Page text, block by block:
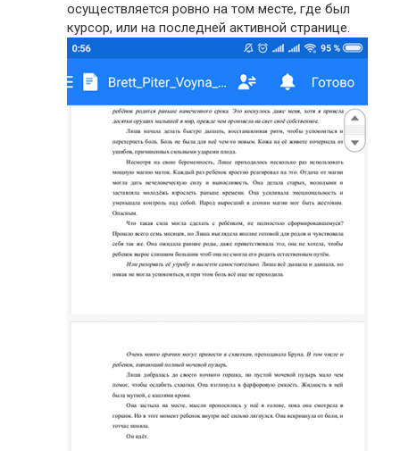
осуществляется ровно на том месте, где был
курсор, или на последней активной странице.